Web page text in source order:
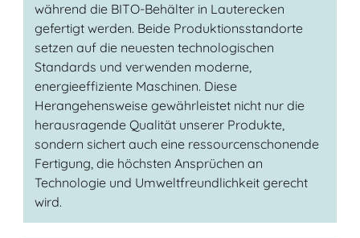
während die BITO-Behälter in Lauterecken
gefertigt werden. Beide Produktionsstandorte
setzen auf die neuesten technologischen
Standards und verwenden moderne,
energieeffiziente Maschinen. Diese
Herangehensweise gewährleistet nicht nur die
herausragende Qualität unserer Produkte,
sondern sichert auch eine ressourcenschonende
Fertigung, die höchsten Ansprüchen an
Technologie und Umweltfreundlichkeit gerecht
wird.